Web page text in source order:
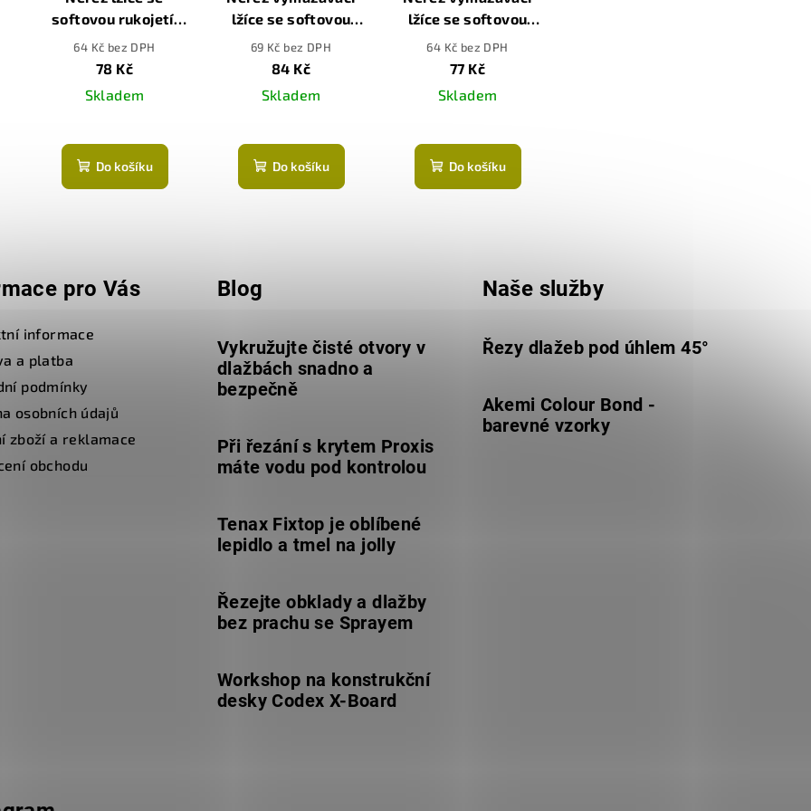
softovou rukojetí,
120mm
64 Kč bez DPH
78 Kč
Skladem
Do košíku
lžíce se softovou
rukojetí, 100mm
69 Kč bez DPH
84 Kč
Skladem
Do košíku
lžíce se softovou
rukojetí, 80mm
64 Kč bez DPH
77 Kč
Skladem
Do košíku
pro Vás
informace
a platba
podmínky
osobních údajů
zboží a reklamace
obchodu
Blog
Vykružujte čisté otvory v
dlažbách snadno a
bezpečně
Při řezání s krytem Proxis
máte vodu pod kontrolou
Tenax Fixtop je oblíbené
lepidlo a tmel na jolly
Řezejte obklady a dlažby
bez prachu se Sprayem
Workshop na konstrukční
desky Codex X-Board
Naše služby
Řezy dlažeb pod úhlem 45°
Akemi Colour Bond -
barevné vzorky